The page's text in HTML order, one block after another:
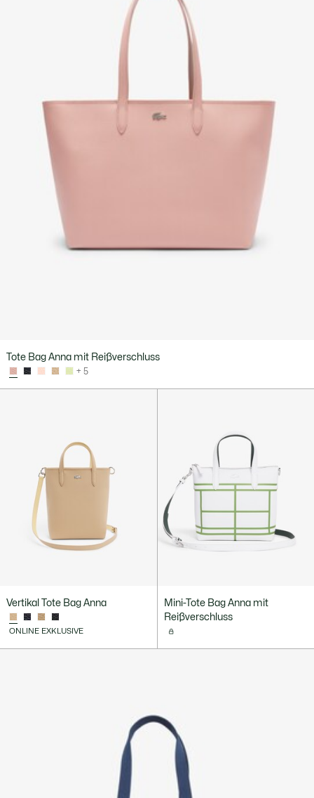
Tote Bag Anna mit Reißverschluss
+ 5
Vertikal Tote Bag Anna
ONLINE EXKLUSIVE
Mini-Tote Bag Anna mit
Reißverschluss